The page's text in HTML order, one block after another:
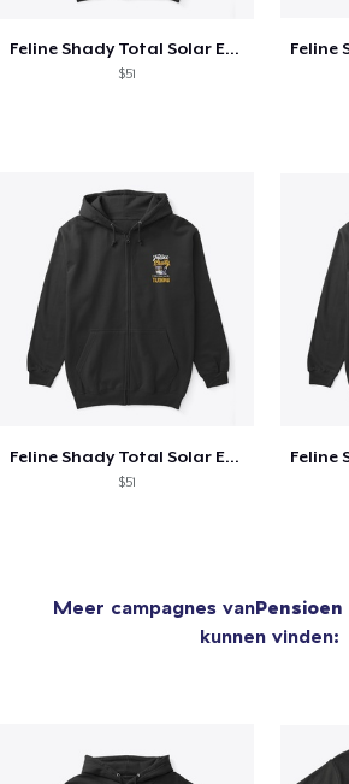
Feline Shady Total Solar Eclipse Texas
$51
Feline Shady Total Solar Eclipse Tijuana
$51
Meer campagnes vanPensioen
kunnen vinden: